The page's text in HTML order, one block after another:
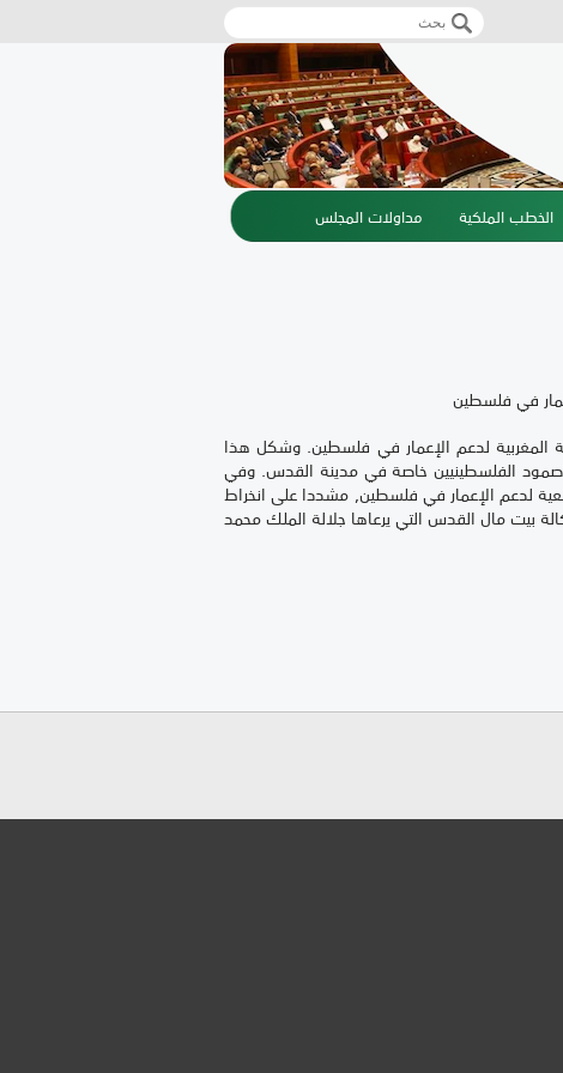
استمارة البحث
‏بحث ‏
الخطب الملكية مداولات المجلس
في فلسطين
المغربية لدعم الإعمار في فلسطين. وشكل هذا
صمود الفلسطينيين خاصة في مدينة القدس. وفي
لدعم الإعمار في فلسطين, مشددا على انخراط
بيت مال القدس التي يرعاها جلالة الملك محمد